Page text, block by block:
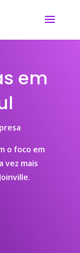
em
o foco em
vez mais